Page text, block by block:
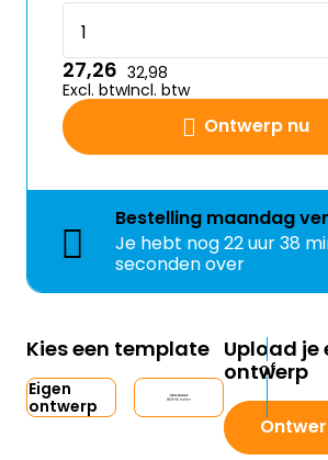
Ontwerp nu
27,26
Excl. btw
32,98
Incl. btw
Bestelling maandag
Je hebt nog22 uur 38
seconden over
Kies een template
Eigen
ontwerp
Upload je
ontwerp